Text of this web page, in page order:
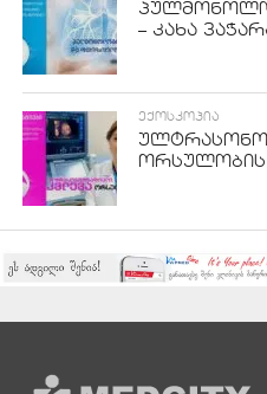
– კახა
ᲔᲥᲝᲡᲙᲝᲞᲘᲐ